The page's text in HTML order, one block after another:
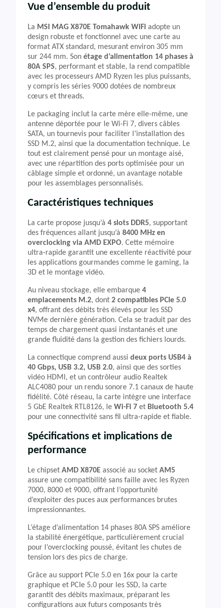
Vue d’ensemble du produit
La MSI MAG X870E Tomahawk WiFi adopte un
design robuste et fonctionnel avec une carte au
format ATX standard, mesurant environ 305 mm
sur 244 mm. Son étage d’alimentation 14 phases à
80A SPS, performant et stable, la rend compatible
avec les processeurs AMD Ryzen les plus puissants,
y compris les séries 9000 dotées de nombreux
cœurs et threads.
Le packaging inclut la carte mère elle-même, une
antenne déportée pour le Wi-Fi 7, divers câbles
SATA, un tournevis pour faciliter l’installation des
SSD M.2, ainsi que la documentation technique. Le
tout est clairement pensé pour un montage aisé,
avec une répartition des ports optimisée pour un
câblage simple et ordonné, un avantage notable
pour les assemblages personnalisés.
Caractéristiques techniques
La carte propose jusqu’à 4 slots DDR5, supportant
des fréquences allant jusqu’à 8400 MHz en
overclocking via AMD EXPO. Cette mémoire
ultra-rapide garantit une excellente réactivité pour
les applications gourmandes comme le gaming, la
3D et le montage vidéo.
Au niveau stockage, elle embarque 4
emplacements M.2, dont 2 compatibles PCIe 5.0
x4, offrant des débits très élevés pour les SSD
NVMe dernière génération. Cela se traduit par des
temps de chargement quasi instantanés et une
grande fluidité dans la gestion des fichiers lourds.
La connectique comprend aussi deux ports USB4 à
40 Gbps, USB 3.2, USB 2.0, ainsi que des sorties
vidéo HDMI, et un contrôleur audio Realtek
ALC4080 pour un rendu sonore 7.1 canaux de haute
fidélité. Côté réseau, la carte intègre une interface
5 GbE Realtek RTL8126, le Wi-Fi 7 et Bluetooth 5.4
pour une connectivité sans fil ultra-rapide et fiable.
Spécifications et implications de
performance
Le chipset AMD X870E associé au socket AM5
assure une compatibilité sans faille avec les Ryzen
7000, 8000 et 9000, offrant l’opportunité
d’exploiter des puces aux performances brutes
impressionnantes.
L’étage d’alimentation 14 phases 80A SPS améliore
la stabilité énergétique, particulièrement crucial
pour l’overclocking poussé, évitant les chutes de
tension lors des pics de charge.
Grâce au support PCIe 5.0 en 16x pour la carte
graphique et PCIe 5.0 pour les SSD, la carte
garantit des débits maximaux, préparant les
configurations aux futurs composants très